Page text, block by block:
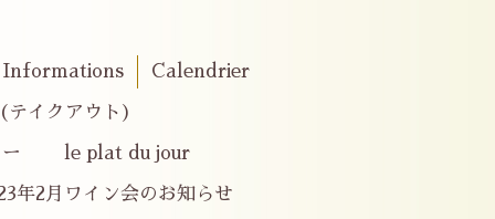
Informations Calendrier
イクアウト)
ュー le plat du jour
年2月ワイン会のお知らせ